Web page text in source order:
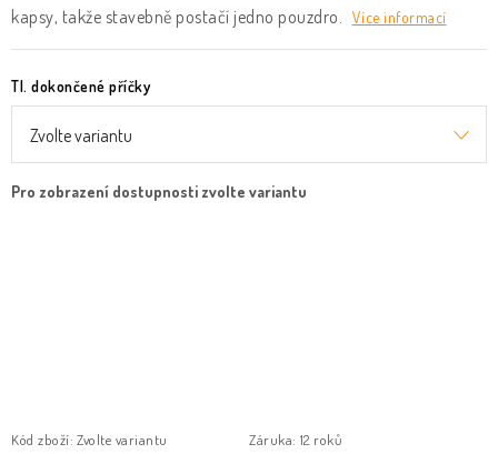
kapsy, takže stavebně postačí jedno pouzdro. Více informací
Tl. dokončené příčky
Kód zboží: Zvolte variantu Záruka: 12 roků